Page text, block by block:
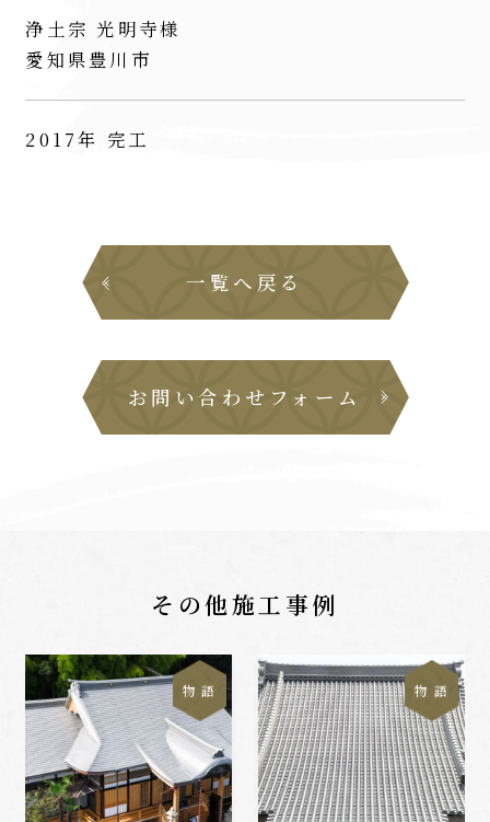
浄土宗 光明寺様
愛知県豊川市
2017年 完工
一覧へ戻る
お問い合わせフォーム
その他施工事例
物 語 物 語